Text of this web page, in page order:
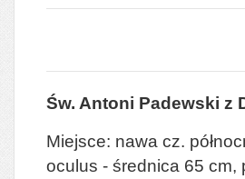
Św. Antoni Padewski z
Miejsce: nawa cz.
oculus - średnica 65 cm,